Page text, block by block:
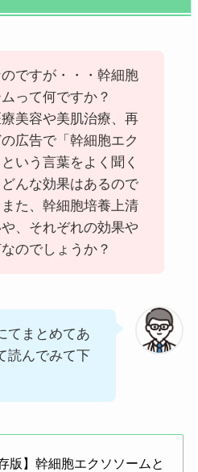
ですが・・・幹細胞
って何ですか？
美容や美肌治療、再
広告で「幹細胞エク
いう言葉をよく聞く
んな効果はあるので
た、幹細胞培養上清
、それぞれの効果や
のでしょうか？
てまとめてあ
読んでみて下
存版】幹細胞エクソソームと